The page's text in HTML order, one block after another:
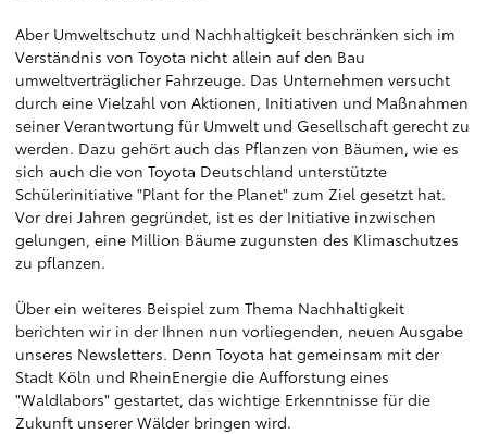
Aber Umweltschutz und Nachhaltigkeit beschränken sich im
Verständnis von Toyota nicht allein auf den Bau
umweltverträglicher Fahrzeuge. Das Unternehmen versucht
durch eine Vielzahl von Aktionen, Initiativen und Maßnahmen
seiner Verantwortung für Umwelt und Gesellschaft gerecht zu
werden. Dazu gehört auch das Pflanzen von Bäumen, wie es
sich auch die von Toyota Deutschland unterstützte
Schülerinitiative "Plant for the Planet" zum Ziel gesetzt hat.
Vor drei Jahren gegründet, ist es der Initiative inzwischen
gelungen, eine Million Bäume zugunsten des Klimaschutzes
zu pflanzen.
Über ein weiteres Beispiel zum Thema Nachhaltigkeit
berichten wir in der Ihnen nun vorliegenden, neuen Ausgabe
unseres Newsletters. Denn Toyota hat gemeinsam mit der
Stadt Köln und RheinEnergie die Aufforstung eines
"Waldlabors" gestartet, das wichtige Erkenntnisse für die
Zukunft unserer Wälder bringen wird.